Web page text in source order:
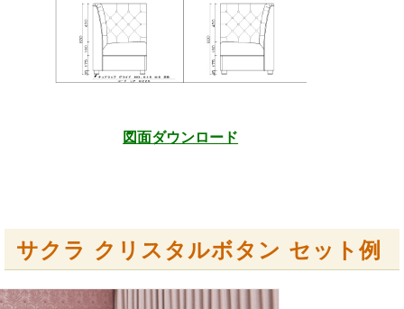
図面ダウンロード
サクラ クリスタルボタン セット例